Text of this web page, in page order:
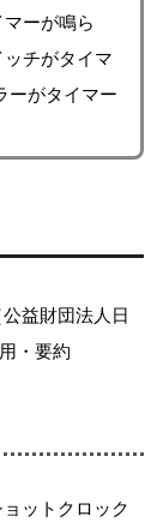
ーが鳴ら
チがタイマ
ーがタイマー
公益財団法人日
・要約
ットクロック